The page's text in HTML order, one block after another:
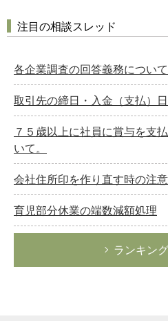
注目の相談スレッド
各企業調査の回答義務について
取引先の締日・入金（支払）
７５歳以上に社員に賞与を支
いて。
会社住所印を作り直す時の注
育児部分休業の端数減額処理
ランキン